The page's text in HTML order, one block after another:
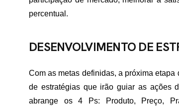
percentual.
DESENVOLVIMENTO DE
Com as metas definidas, a próxima
de estratégias que irão guiar as ações
abrange os 4 Ps: Produto, Preço,